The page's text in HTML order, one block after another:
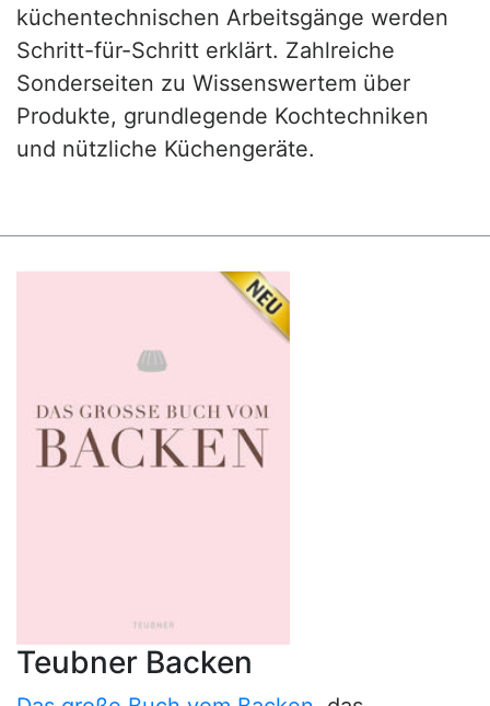
küchentechnischen Arbeitsgänge werden
Schritt-für-Schritt erklärt. Zahlreiche
Sonderseiten zu Wissenswertem über
Produkte, grundlegende Kochtechniken
und nützliche Küchengeräte.
Teubner Backen